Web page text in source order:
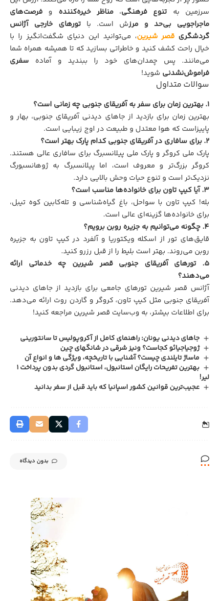
سرزمین به تنوع فرهنگی،مناظر خیره‌کننده و فرصت‌های
ماجراجویی بی‌حد و مرزش است. با تورهای خارجی آژانس
گردشگری قصر شیرین، می‌توانید این دنیای شگفت‌انگیز را با
خیال راحت کشف کنید و خاطراتی بسازید که تا همیشه همراه شما
می‌مانند. پس چمدان‌های خود را ببندید و آماده سفری
فراموش‌نشدنی شوید!
سوالات متداول
۱. بهترین زمان برای سفر به آفریقای جنوبی چه زمانی است؟
بهترین زمان برای بازدید از جاهای دیدنی آفریقای جنوبی، بهار و
پاییزاست که هوا معتدل و طبیعت در اوج زیبایی است.
۲. برای سافاری در آفریقای جنوبی کدام پارک بهتر است؟
پارک ملی کروگر و پارک ملی پیلانسبرگ برای سافاری عالی هستند.
کروگر بزرگ‌تر و معروف است، اما پیلانسبرگ به ژوهانسبورگ
نزدیک‌تر است و تنوع حیات وحش بالایی دارد.
۳. آیا کیپ تاون برای خانواده‌ها مناسب است؟
بله! کیپ تاون با سواحل، باغ گیاه‌شناسی و تله‌کابین کوه تیبل،
برای خانواده‌ها گزینه‌ای عالی است.
۴. چگونه می‌توانیم به جزیره روبن برویم؟
قایق‌های تور از اسکله ویکتوریا و آلفرد در کیپ تاون به جزیره
روبن می‌روند. بهتر است بلیط را از قبل رزرو کنید.
۵. تورهای آفریقای جنوبی قصر شیرین چه خدماتی ارائه
می‌دهند؟
آژانس قصر شیرین تورهای جامعی برای بازدید از جاهای دیدنی
آفریقای جنوبی مثل کیپ تاون، کروگر و گاردن روت ارائه می‌دهد.
برای اطلاعات بیشتر، به وب‌سایت قصر شیرین مراجعه کنید!
جاهای دیدنی یونان: راهنمای کامل از آکروپولیس تا سانتورینی
ژوجیاجیائو کجاست؟ ونیز شرقی در شانگهای چین
ماساژ تایلندی چیست؟ آشنایی با تاریخچه، ویژگی ها و انواع آن
بهترین تفریحات رایگان استانبول، استانبول گردی بدون پرداخت 1
لیر!
عجیب‌ترین قوانین کشور اسپانیا که باید قبل از سفر بدانید
بدون دیدگاه